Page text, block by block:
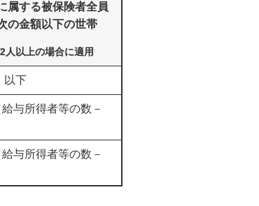
属する被保険者全員
の金額以下の世帯
以上の場合に適用
以下
与所得者等の数－
与所得者等の数－